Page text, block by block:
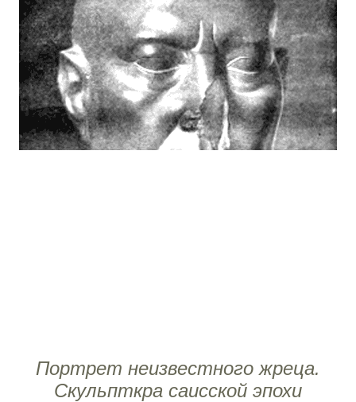
Портрет неизвестного жреца.
Скульпткра саисской эпохи